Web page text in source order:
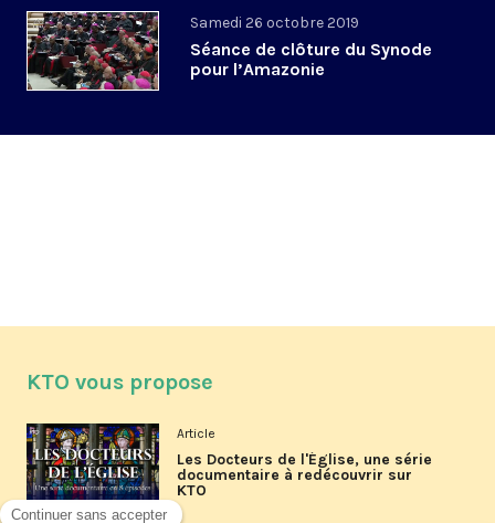
Samedi 26 octobre 2019
Séance de clôture du Synode
pour l’Amazonie
KTO vous propose
Article
Les Docteurs de l'Église, une série
documentaire à redécouvrir sur
KTO